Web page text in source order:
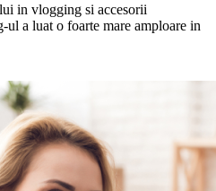
in vlogging si accesorii
ul a luat o foarte mare amploare in